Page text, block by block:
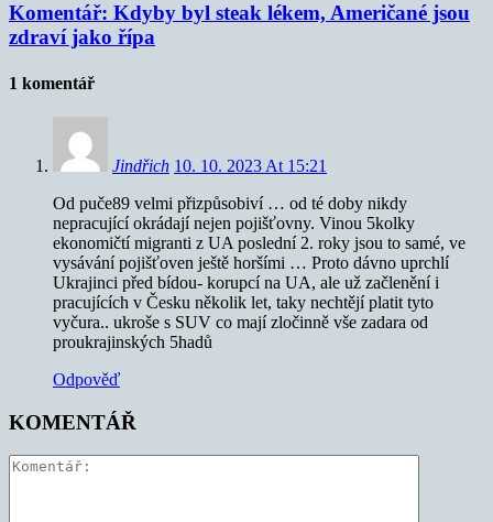
Komentář: Kdyby byl steak lékem, Američané jsou
zdraví jako řípa
1 komentář
Jindřich 10. 10. 2023 At 15:21
Od puče89 velmi přizpůsobiví … od té doby nikdy
nepracující okrádají nejen pojišťovny. Vinou 5kolky
ekonomičtí migranti z UA poslední 2. roky jsou to samé, ve
vysávání pojišťoven ještě horšími … Proto dávno uprchlí
Ukrajinci před bídou- korupcí na UA, ale už začlenění i
pracujících v Česku několik let, taky nechtějí platit tyto
vyčura.. ukroše s SUV co mají zločinně vše zadara od
proukrajinských 5hadů
Odpověď
KOMENTÁŘ